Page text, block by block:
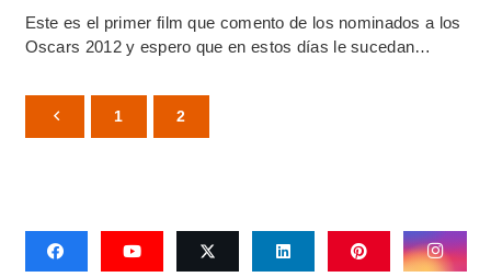
Este es el primer film que comento de los nominados a los
Oscars 2012 y espero que en estos días le sucedan…
1 2